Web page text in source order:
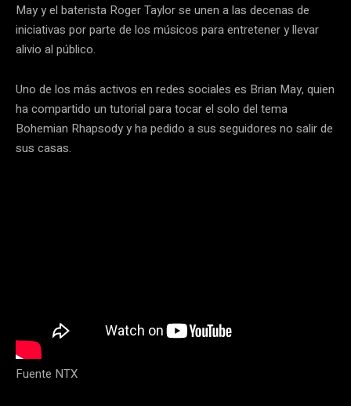
May y el baterista Roger Taylor se unen a las decenas de
iniciativas por parte de los músicos para entretener y llevar
alivio al público.
Uno de los más activos en redes sociales es Brian May, quien
ha compartido un tutorial para tocar el solo del tema
Bohemian Rhapsody y ha pedido a sus seguidores no salir de
sus casas.
Fuente NTX